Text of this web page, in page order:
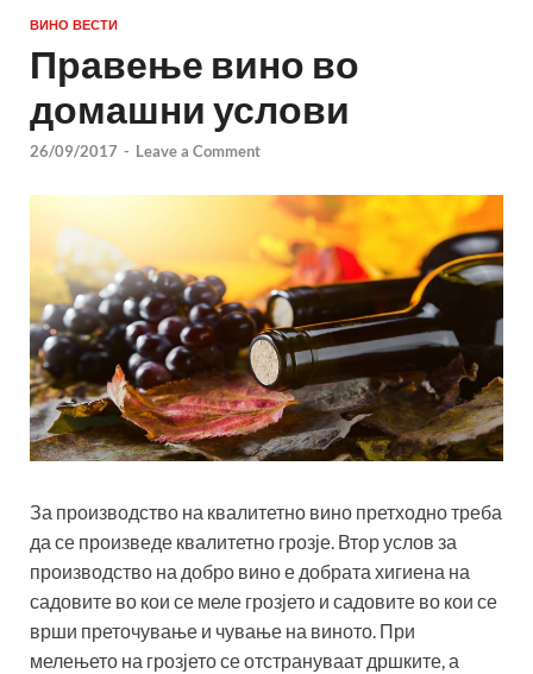
ВИНО ВЕСТИ
Правење вино во
домашни услови
26/09/2017 - Leave a Comment
За производство на квалитетно вино претходно треба
да се произведе квалитетно грозје. Втор услов за
производство на добро вино е добрата хигиена на
садовите во кои се меле грозјето и садовите во кои се
врши преточување и чување на виното. При
мелењето на грозјето се отстрануваат дршките, а